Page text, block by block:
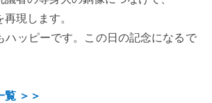
現します。
ハッピーです。この日の記念になるで
覧 ＞＞